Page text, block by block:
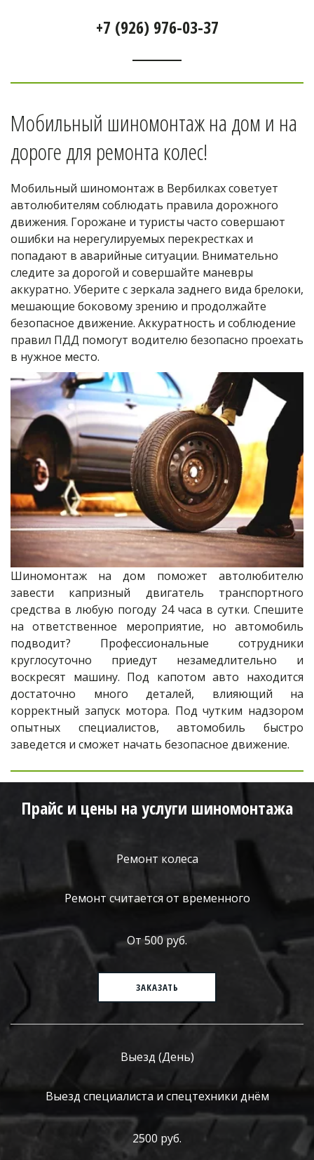
+7 (926) 976-03-37
Мобильный шиномонтаж на дом и на
дороге для ремонта колес!
Мобильный шиномонтаж в Вербилках советует
автолюбителям соблюдать правила дорожного
движения. Горожане и туристы часто совершают
ошибки на нерегулируемых перекрестках и
попадают в аварийные ситуации. Внимательно
следите за дорогой и совершайте маневры
аккуратно. Уберите с зеркала заднего вида брелоки,
мешающие боковому зрению и продолжайте
безопасное движение. Аккуратность и соблюдение
правил ПДД помогут водителю безопасно проехать
в нужное место.
Шиномонтаж на дом поможет автолюбителю
завести капризный двигатель транспортного
средства в любую погоду 24 часа в сутки. Спешите
на ответственное мероприятие, но автомобиль
подводит? Профессиональные сотрудники
круглосуточно приедут незамедлительно и
воскресят машину. Под капотом авто находится
достаточно много деталей, влияющий на
корректный запуск мотора. Под чутким надзором
опытных специалистов, автомобиль быстро
заведется и сможет начать безопасное движение.
Прайс и цены на услуги шиномонтажа
Ремонт колеса
Ремонт считается от временного
От 500 руб.
ЗАКАЗАТЬ
Выезд (День)
Выезд специалиста и спецтехники днём
2500 руб.